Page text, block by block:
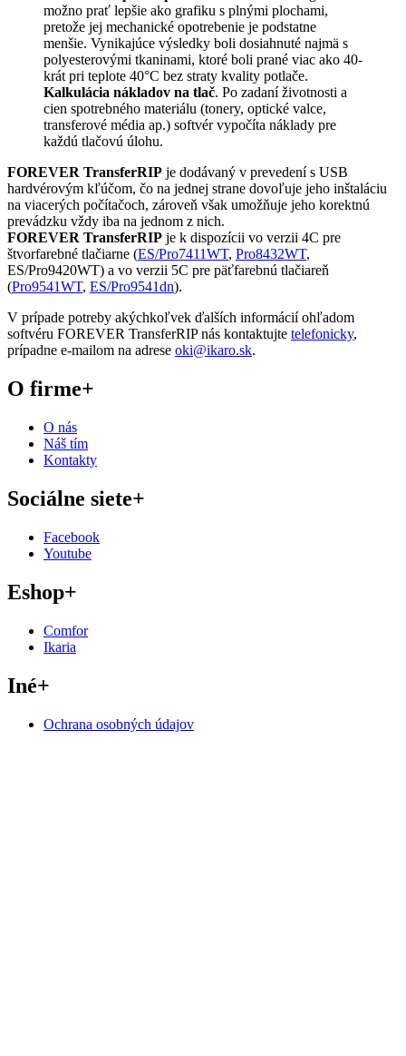
možno prať lepšie ako grafiku s plnými plochami,
pretože jej mechanické opotrebenie je podstatne
menšie. Vynikajúce výsledky boli dosiahnuté najmä s
polyesterovými tkaninami, ktoré boli prané viac ako 40-
krát pri teplote 40°C bez straty kvality potlače.
Kalkulácia nákladov na tlač. Po zadaní životnosti a
cien spotrebného materiálu (tonery, optické valce,
transferové média ap.) softvér vypočíta náklady pre
každú tlačovú úlohu.
FOREVER TransferRIP je dodávaný v prevedení s USB
hardvérovým kľúčom, čo na jednej strane dovoľuje jeho inštaláciu
na viacerých počítačoch, zároveň však umožňuje jeho korektnú
prevádzku vždy iba na jednom z nich.
FOREVER TransferRIP je k dispozícii vo verzii 4C pre
štvorfarebné tlačiarne (ES/Pro7411WT, Pro8432WT,
ES/Pro9420WT) a vo verzii 5C pre päťfarebnú tlačiareň
(Pro9541WT, ES/Pro9541dn).
V prípade potreby akýchkoľvek ďalších informácií ohľadom
softvéru FOREVER TransferRIP nás kontaktujte telefonicky,
prípadne e-mailom na adrese oki@ikaro.sk.
O firme+
O nás
Náš tím
Kontakty
Sociálne siete+
Facebook
Youtube
Eshop+
Comfor
Ikaria
Iné+
Ochrana osobných údajov